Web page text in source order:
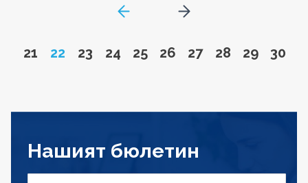
GoToPreviousPage
Go to page
21 Page
22 Go to page
23 Go to page
24 Go to page
25 Go to page
26 Go to page
27 Go to page
28 Go to
29 Go
30
Go to next page
Нашият бюлетин